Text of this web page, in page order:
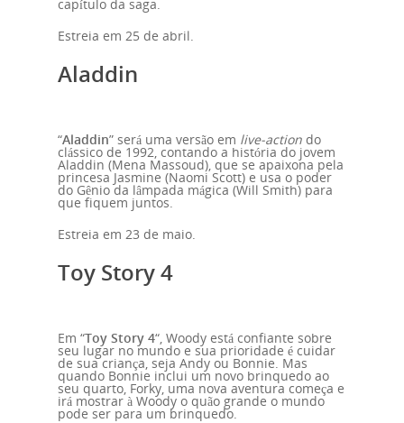
capítulo da saga.
Estreia em 25 de abril.
Aladdin
“Aladdin” será uma versão em live-action do
clássico de 1992, contando a história do jovem
Aladdin (Mena Massoud), que se apaixona pela
princesa Jasmine (Naomi Scott) e usa o poder
do Gênio da lâmpada mágica (Will Smith) para
que fiquem juntos.
Estreia em 23 de maio.
Toy Story 4
Em “Toy Story 4“, Woody está confiante sobre
seu lugar no mundo e sua prioridade é cuidar
de sua criança, seja Andy ou Bonnie. Mas
quando Bonnie inclui um novo brinquedo ao
seu quarto, Forky, uma nova aventura começa e
irá mostrar à Woody o quão grande o mundo
pode ser para um brinquedo.
Contato
Unidades
Curso de Inglês
Curso de Alemão
Curso de Espanhol